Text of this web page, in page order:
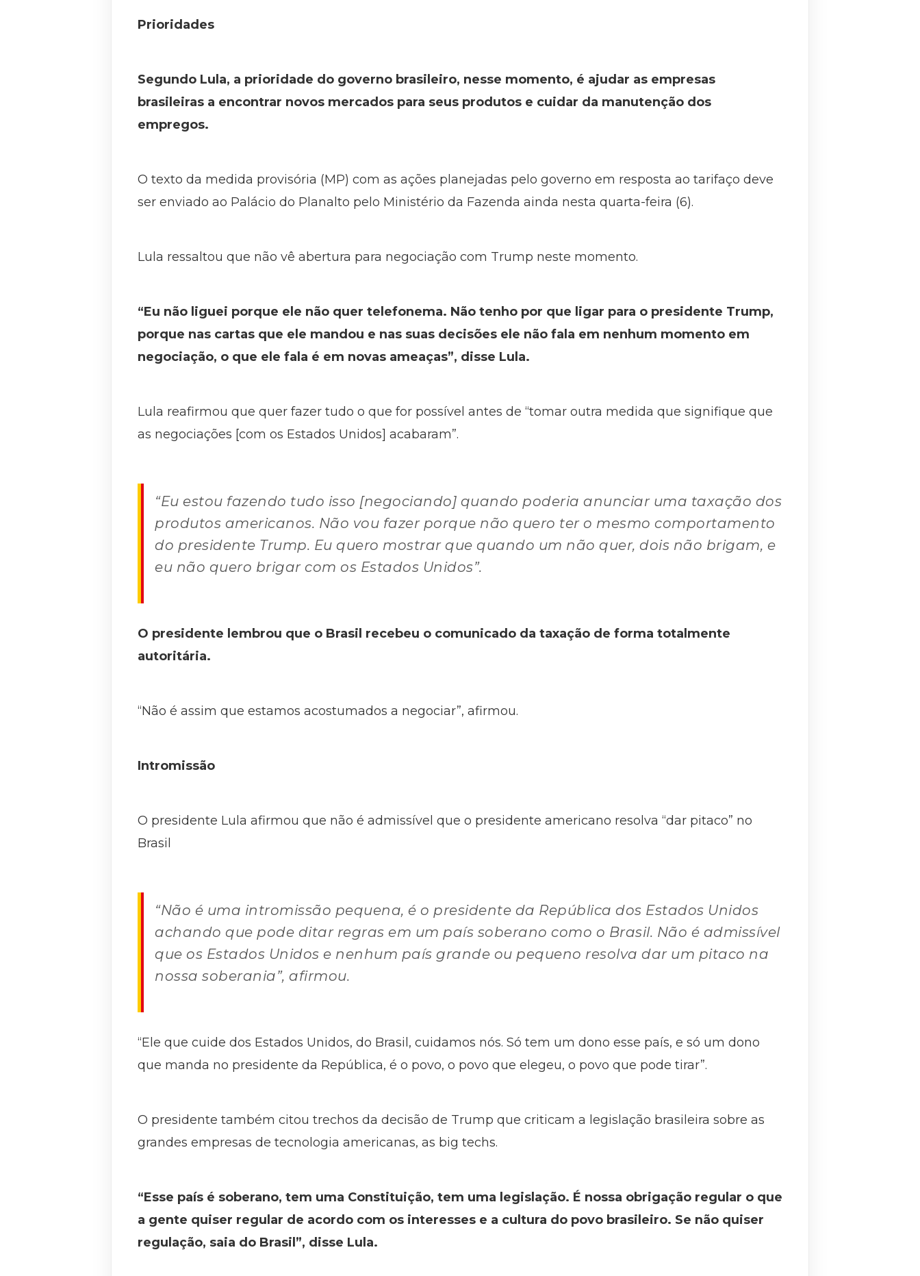
Prioridades
Segundo Lula, a prioridade do governo brasileiro, nesse momento, é ajudar as empresas
brasileiras a encontrar novos mercados para seus produtos e cuidar da manutenção dos
empregos.
O texto da medida provisória (MP) com as ações planejadas pelo governo em resposta ao tarifaço deve
ser enviado ao Palácio do Planalto pelo Ministério da Fazenda ainda nesta quarta-feira (6).
Lula ressaltou que não vê abertura para negociação com Trump neste momento.
“Eu não liguei porque ele não quer telefonema. Não tenho por que ligar para o presidente Trump,
porque nas cartas que ele mandou e nas suas decisões ele não fala em nenhum momento em
negociação, o que ele fala é em novas ameaças”, disse Lula.
Lula reafirmou que quer fazer tudo o que for possível antes de “tomar outra medida que signifique que
as negociações [com os Estados Unidos] acabaram”.
“Eu estou fazendo tudo isso [negociando] quando poderia anunciar uma taxação dos
produtos americanos. Não vou fazer porque não quero ter o mesmo comportamento
do presidente Trump. Eu quero mostrar que quando um não quer, dois não brigam, e
eu não quero brigar com os Estados Unidos”.
O presidente lembrou que o Brasil recebeu o comunicado da taxação de forma totalmente
autoritária.
“Não é assim que estamos acostumados a negociar”, afirmou.
Intromissão
O presidente Lula afirmou que não é admissível que o presidente americano resolva “dar pitaco” no
Brasil
“Não é uma intromissão pequena, é o presidente da República dos Estados Unidos
achando que pode ditar regras em um país soberano como o Brasil. Não é admissível
que os Estados Unidos e nenhum país grande ou pequeno resolva dar um pitaco na
nossa soberania”, afirmou.
“Ele que cuide dos Estados Unidos, do Brasil, cuidamos nós. Só tem um dono esse país, e só um dono
que manda no presidente da República, é o povo, o povo que elegeu, o povo que pode tirar”.
O presidente também citou trechos da decisão de Trump que criticam a legislação brasileira sobre as
grandes empresas de tecnologia americanas, as big techs.
“Esse país é soberano, tem uma Constituição, tem uma legislação. É nossa obrigação regular o que
a gente quiser regular de acordo com os interesses e a cultura do povo brasileiro. Se não quiser
regulação, saia do Brasil”, disse Lula.